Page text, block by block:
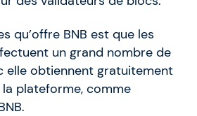
qu’offre BNB est que les
un grand nombre de
elle obtiennent gratuitement
la plateforme, comme